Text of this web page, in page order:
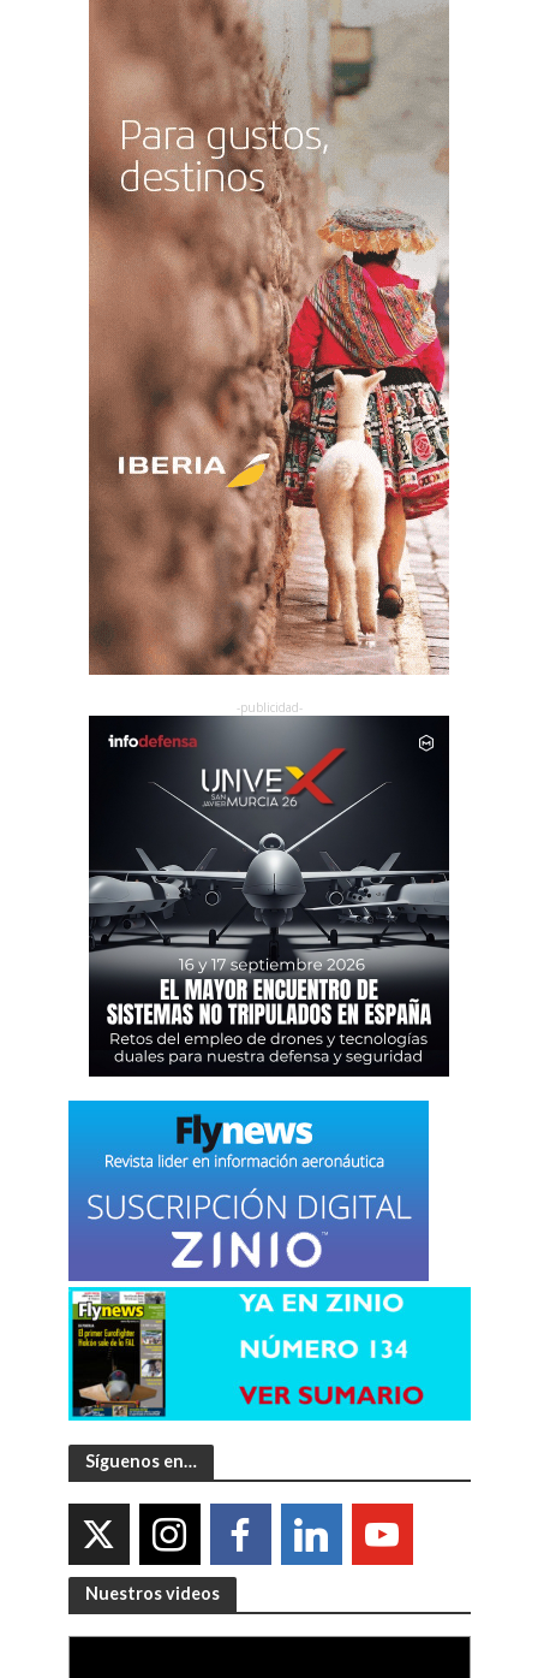
Síguenos en…
Nuestros videos